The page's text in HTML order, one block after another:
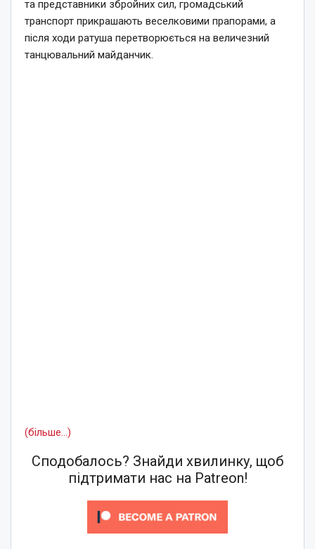
та представники збройних сил, громадський
транспорт прикрашають веселковими прапорами, а
після ходи ратуша перетворюється на величезний
танцювальний майданчик.
(більше…)
Сподобалось? Знайди хвилинку, щоб
підтримати нас на Patreon!